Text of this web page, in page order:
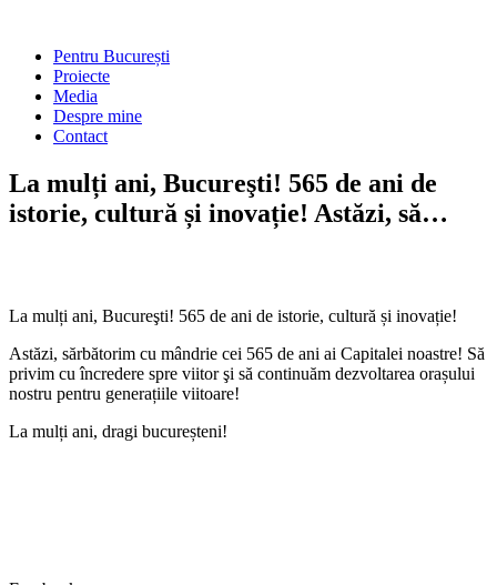
content
Main
Menu
Pentru București
Proiecte
Media
Despre mine
Contact
La mulți ani, Bucureşti! 565 de ani de
istorie, cultură și inovație! Astăzi, să…
La mulți ani, Bucureşti! 565 de ani de istorie, cultură și inovație!
Astăzi, sărbătorim cu mândrie cei 565 de ani ai Capitalei noastre! Să
privim cu încredere spre viitor şi să continuăm dezvoltarea orașului
nostru pentru generațiile viitoare!
La mulți ani, dragi bucureșteni!